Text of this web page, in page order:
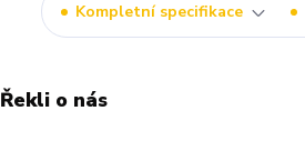
Kompletní specifikace
Řekli o nás